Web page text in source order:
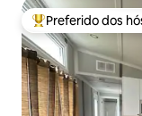
Entre os melhores
Preferido dos